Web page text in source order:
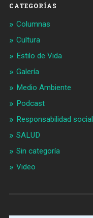
CATEGORÍAS
Columnas
Cultura
Estilo de Vida
Galería
Medio Ambiente
Podcast
Responsabilidad social
SALUD
Sin categoría
Video